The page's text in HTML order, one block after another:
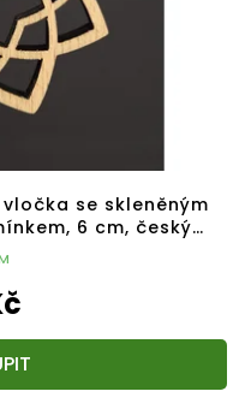
se skleněným
6 cm, český